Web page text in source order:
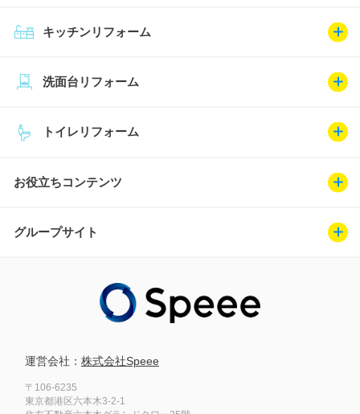
キッチンリフォーム
トイレリフォーム
洗面台リフォーム
お役立ちコンテンツ
グループサイト
運営会社： 株式会社Speee
〒106-6235
東京都港区六本木3-2-1